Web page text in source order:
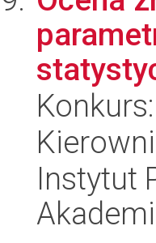
Konkurs:
Instytut